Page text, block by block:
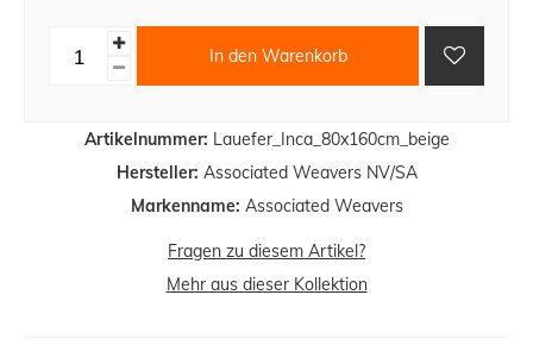
Artikelnummer: Lauefer_Inca_80x160cm_beige
Hersteller: Associated Weavers NV/SA
Markenname: Associated Weavers
In den Warenkorb
Fragen zu diesem Artikel?
Mehr aus dieser Kollektion